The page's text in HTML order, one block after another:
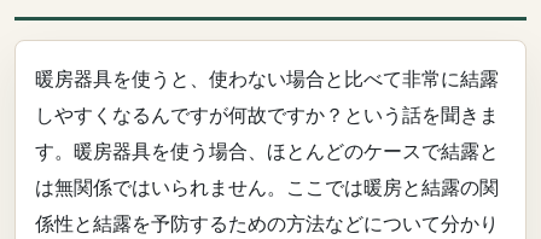
暖房器具を使うと、使わない場合と比べて非常に結露
しやすくなるんですが何故ですか？という話を聞きま
す。暖房器具を使う場合、ほとんどのケースで結露と
は無関係ではいられません。ここでは暖房と結露の関
係性と結露を予防するための方法などについて分かり